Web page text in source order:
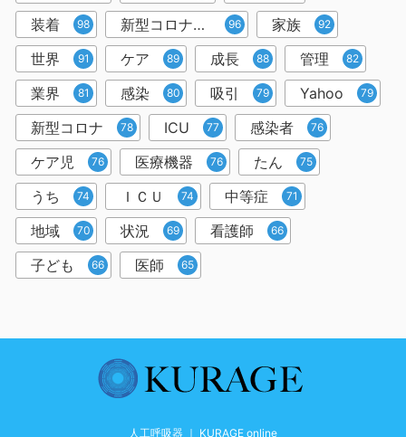
装着 98 新型コロナウイルス 96 家族 92
世界 91 ケア 89 成長 88 管理 82
業界 81 感染 80 吸引 79 Yahoo 79
新型コロナ 78 ICU 77 感染者 76
ケア児 76 医療機器 76 たん 75
うち 74 ＩＣＵ 74 中等症 71
地域 70 状況 69 看護師 66
子ども 66 医師 65
人工呼吸器 ｜ KURAGE online